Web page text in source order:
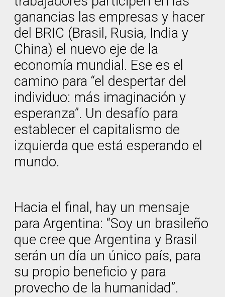
ganancias las empresas y hacer
del BRIC (Brasil, Rusia, India y
China) el nuevo eje de la
economía mundial. Ese es el
camino para “el despertar del
individuo: más imaginación y
esperanza”. Un desafío para
establecer el capitalismo de
izquierda que está esperando el
mundo.
Hacia el final, hay un mensaje
para Argentina: “Soy un brasileño
que cree que Argentina y Brasil
serán un día un único país, para
su propio beneficio y para
provecho de la humanidad”.